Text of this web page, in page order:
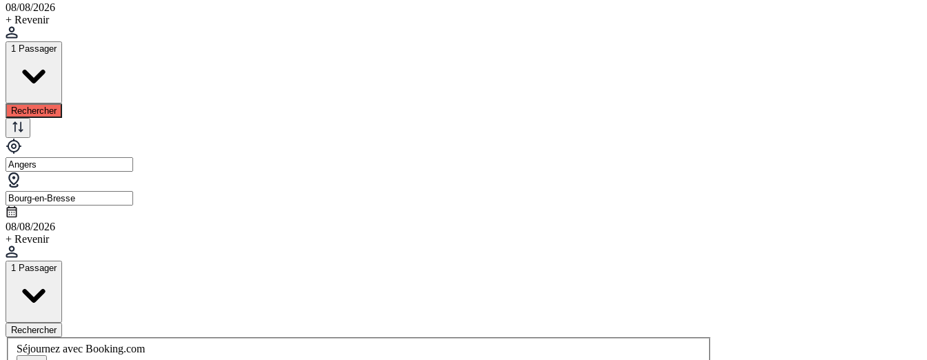
08/08/2026
+ Revenir
1 Passager
Rechercher
08/08/2026
+ Revenir
1 Passager
Rechercher
Séjournez avec Booking.com